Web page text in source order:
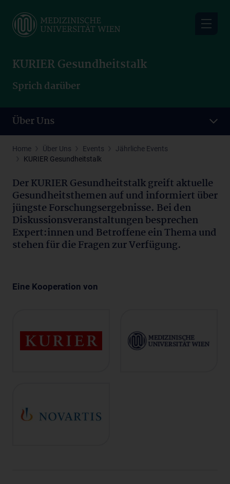
main
KURIER Gesundheitstalk
Sprich darüber
Über Uns
Home Über Uns Events
Jährliche Events
KURIER Gesundheitstalk
Der KURIER Gesundheitstalk greift aktuelle
Gesundheitsthemen auf und informiert über
jüngste Forschungsergebnisse. Bei den
Diskussionsveranstaltungen besprechen
Expert:innen und Betroffene ein Thema und
stehen für die Fragen zur Verfügung.
Eine Kooperation von